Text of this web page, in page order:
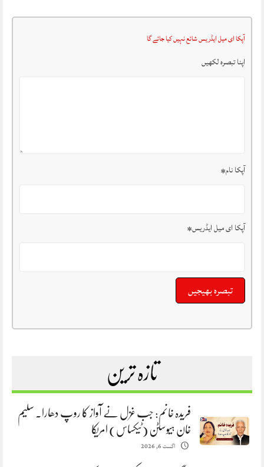
آپکا ای میل ایڈریس شائع نہیں کیا جائے گا
اپنا تبصرہ لکھیں
آپکا نام*
آپکا ای میل ایڈریس*
تازہ ترین
فریدہ خانم: جب غزل نے آواز کا روپ دھارا. سلیم
خان ہیوسٹن (ٹیکساس) امریکا
اگست 6, 2026